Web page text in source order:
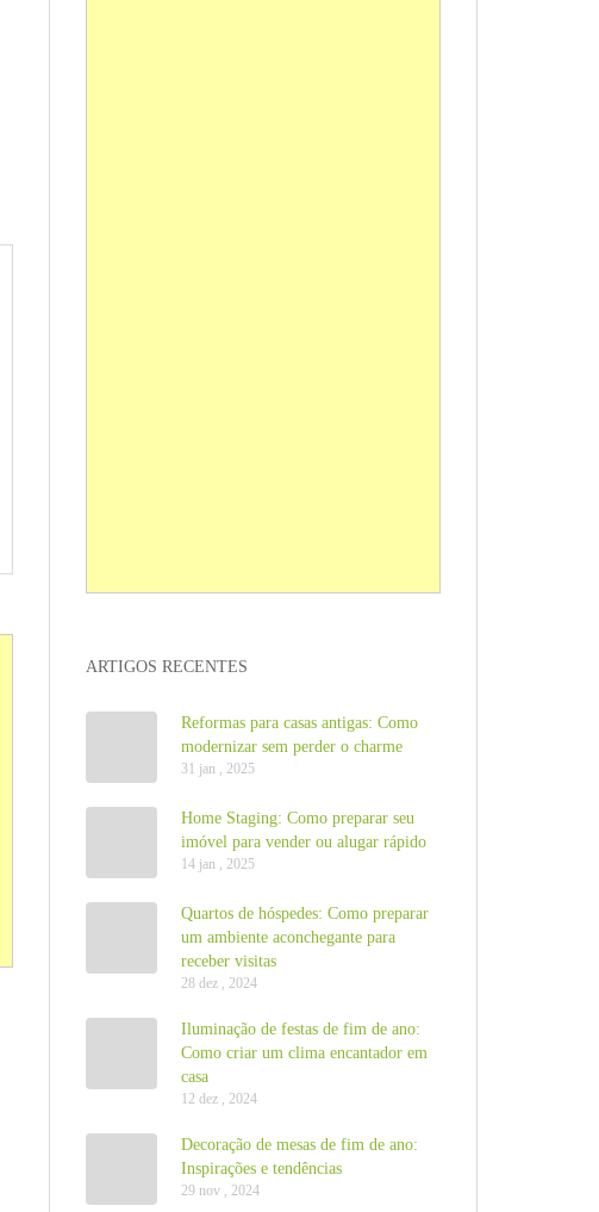
ARTIGOS RECENTES
Reformas para casas antigas: Como
modernizar sem perder o charme
31 jan , 2025
Home Staging: Como preparar seu
imóvel para vender ou alugar rápido
14 jan , 2025
Quartos de hóspedes: Como preparar
um ambiente aconchegante para
receber visitas
28 dez , 2024
Iluminação de festas de fim de ano:
Como criar um clima encantador em
casa
12 dez , 2024
Decoração de mesas de fim de ano:
Inspirações e tendências
29 nov , 2024